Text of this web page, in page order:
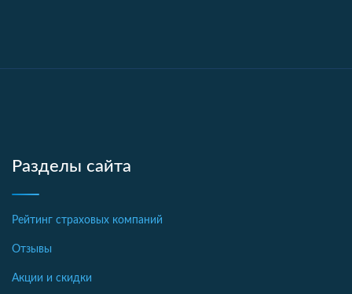
Разделы сайта
Рейтинг страховых компаний
Отзывы
Акции и скидки